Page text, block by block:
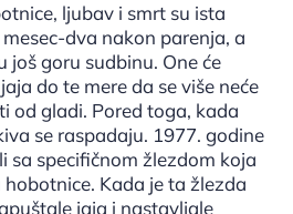
ljubav i smrt su ista
dva nakon parenja, a
još goru sudbinu. One će
do te mere da se više neće
od gladi. Pored toga, kada
se raspadaju. 1977. godine
sa specifičnom žlezdom koja
Kada je ta žlezda
jaja i nastavljale